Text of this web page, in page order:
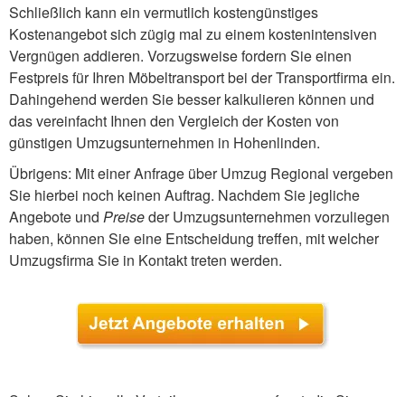
Schließlich kann ein vermutlich kostengünstiges
Kostenangebot sich zügig mal zu einem kostenintensiven
Vergnügen addieren. Vorzugsweise fordern Sie einen
Festpreis für Ihren Möbeltransport bei der Transportfirma ein.
Dahingehend werden Sie besser kalkulieren können und
das vereinfacht Ihnen den Vergleich der Kosten von
günstigen Umzugsunternehmen in Hohenlinden.
Übrigens: Mit einer Anfrage über Umzug Regional vergeben
Sie hierbei noch keinen Auftrag. Nachdem Sie jegliche
Angebote und Preiseder Umzugsunternehmen vorzuliegen
haben, können Sie eine Entscheidung treffen, mit welcher
Umzugsfirma Sie in Kontakt treten werden.